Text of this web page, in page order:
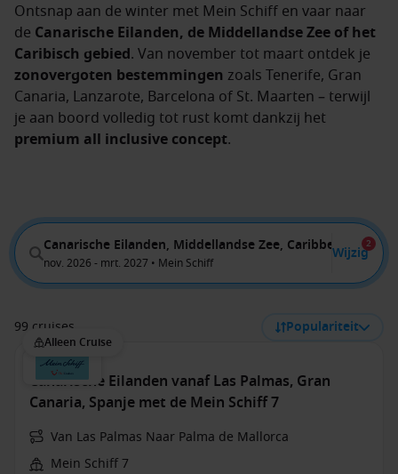
Ontsnap aan de winter met Mein Schiff en vaar naar
de Canarische Eilanden, de Middellandse Zee of het
Caribisch gebied. Van november tot maart ontdek je
zonovergoten bestemmingen zoals Tenerife, Gran
Canaria, Lanzarote, Barcelona of St. Maarten – terwijl
je aan boord volledig tot rust komt dankzij het
premium all inclusive concept.
Canarische Eilanden, Middellandse Zee, Caribbean
nov. 2026 - mrt. 2027 • Mein Schiff
Wijzig
2
99 cruises Populariteit
Alleen Cruise
Canarische Eilanden vanaf Las Palmas, Gran
Canaria, Spanje met de Mein Schiff 7
Van Las Palmas Naar Palma de Mallorca
Mein Schiff 7